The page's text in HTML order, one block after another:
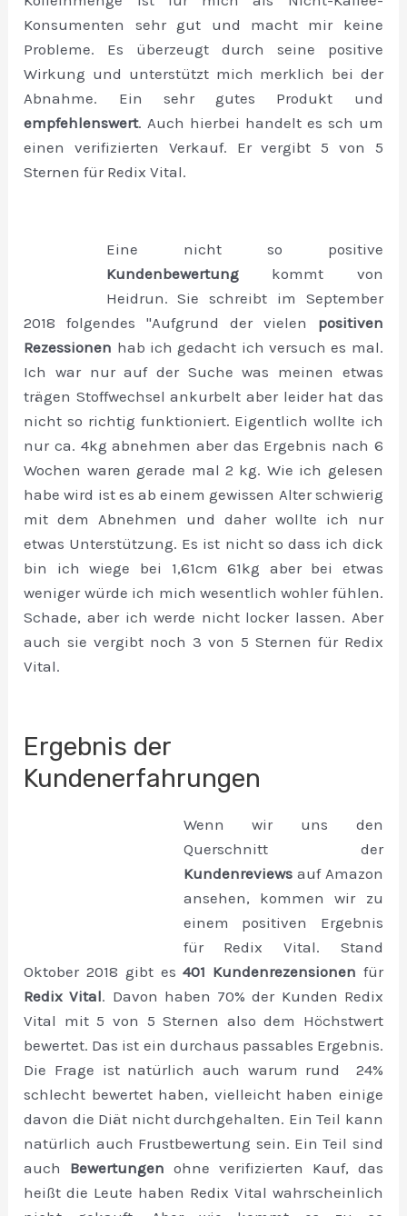
Konsumenten sehr gut und macht mir keine
Probleme. Es überzeugt durch seine positive
Wirkung und unterstützt mich merklich bei der
Abnahme. Ein sehr gutes Produkt und
empfehlenswert. Auch hierbei handelt es sch um
einen verifizierten Verkauf. Er vergibt 5 von 5
Sternen für Redix Vital.
Eine nicht so positive
Kundenbewertungkommt von
Heidrun. Sie schreibt im September
2018 folgendes "Aufgrund der vielen positiven
Rezessionen hab ich gedacht ich versuch es mal.
Ich war nur auf der Suche was meinen etwas
trägen Stoffwechsel ankurbelt aber leider hat das
nicht so richtig funktioniert. Eigentlich wollte ich
nur ca. 4kg abnehmen aber das Ergebnis nach 6
Wochen waren gerade mal 2 kg. Wie ich gelesen
habe wird ist es ab einem gewissen Alter schwierig
mit dem Abnehmen und daher wollte ich nur
etwas Unterstützung. Es ist nicht so dass ich dick
bin ich wiege bei 1,61cm 61kg aber bei etwas
weniger würde ich mich wesentlich wohler fühlen.
Schade, aber ich werde nicht locker lassen. Aber
auch sie vergibt noch 3 von 5 Sternen für Redix
Vital.
Ergebnis der
Kundenerfahrungen
Wenn wir uns den
Querschnitt der
Kundenreviewsauf Amazon
ansehen, kommen wir zu
einem positiven Ergebnis
für Redix Vital. Stand
Oktober 2018 gibt es401 Kundenrezensionen für
Redix Vital. Davon haben 70% der Kunden Redix
Vital mit 5 von 5 Sternen also dem Höchstwert
bewertet. Das ist ein durchaus passables Ergebnis.
Die Frage ist natürlich auch warum rund 24%
schlecht bewertet haben, vielleicht haben einige
davon die Diät nicht durchgehalten. Ein Teil kann
natürlich auch Frustbewertung sein. Ein Teil sind
auch Bewertungen ohne verifizierten Kauf, das
heißt die Leute haben Redix Vital wahrscheinlich